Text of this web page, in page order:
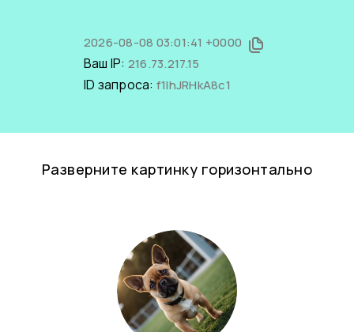
2026-08-08 03:01:41 +0000
Ваш IP: 216.73.217.15
ID запроса: f1IhJRHkA8c1
Разверните картинку горизонтально